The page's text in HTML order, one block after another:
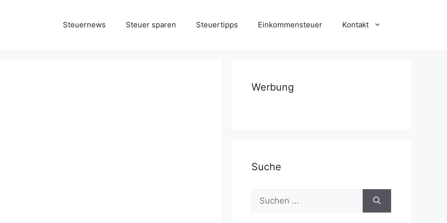
Steuernews Steuer sparen Steuertipps Einkommensteuer Kontakt
Werbung
Suche
Suchen
nach: